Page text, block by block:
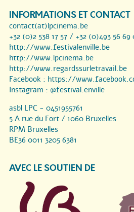
INFORMATIONS ET CONTACT
contact(at)lpcinema.be
+32 (0)2 538 17 57 / +32 (0)493 56 69
http://www.festivalenville.be
http://www.lpcinema.be
http://www.regardssurletravail.be
Facebook : https://
Instagram : @festival.enville
asbl LPC - 0451955761
5 A rue du Fort / 1060 Bruxelles
RPM Bruxelles
BE36 0011 3205 6381
AVEC LE SOUTIEN DE